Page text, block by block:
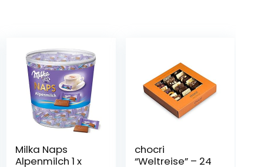
Milka Naps
Alpenmilch 1 x
chocri
“Weltreise” – 24